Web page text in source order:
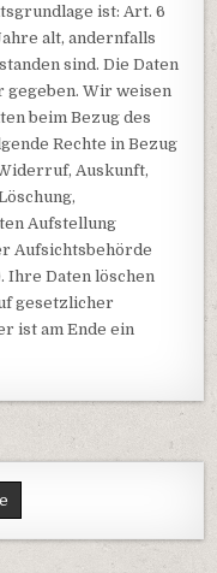
ist: Art. 6
alt, andernfalls
sind. Die Daten
gegeben. Wir weisen
beim Bezug des
Rechte in Bezug
Auskunft,
Aufstellung
Aufsichtsbehörde
Ihre Daten löschen
gesetzlicher
ist am Ende ein